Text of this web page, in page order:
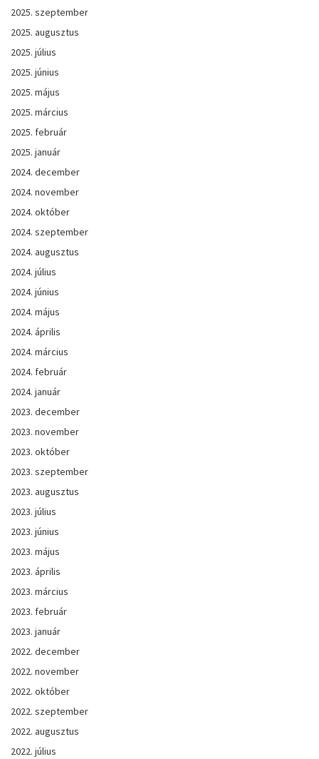
2025. szeptember
2025. augusztus
2025. július
2025. június
2025. május
2025. március
2025. február
2025. január
2024. december
2024. november
2024. október
2024. szeptember
2024. augusztus
2024. július
2024. június
2024. május
2024. április
2024. március
2024. február
2024. január
2023. december
2023. november
2023. október
2023. szeptember
2023. augusztus
2023. július
2023. június
2023. május
2023. április
2023. március
2023. február
2023. január
2022. december
2022. november
2022. október
2022. szeptember
2022. augusztus
2022. július